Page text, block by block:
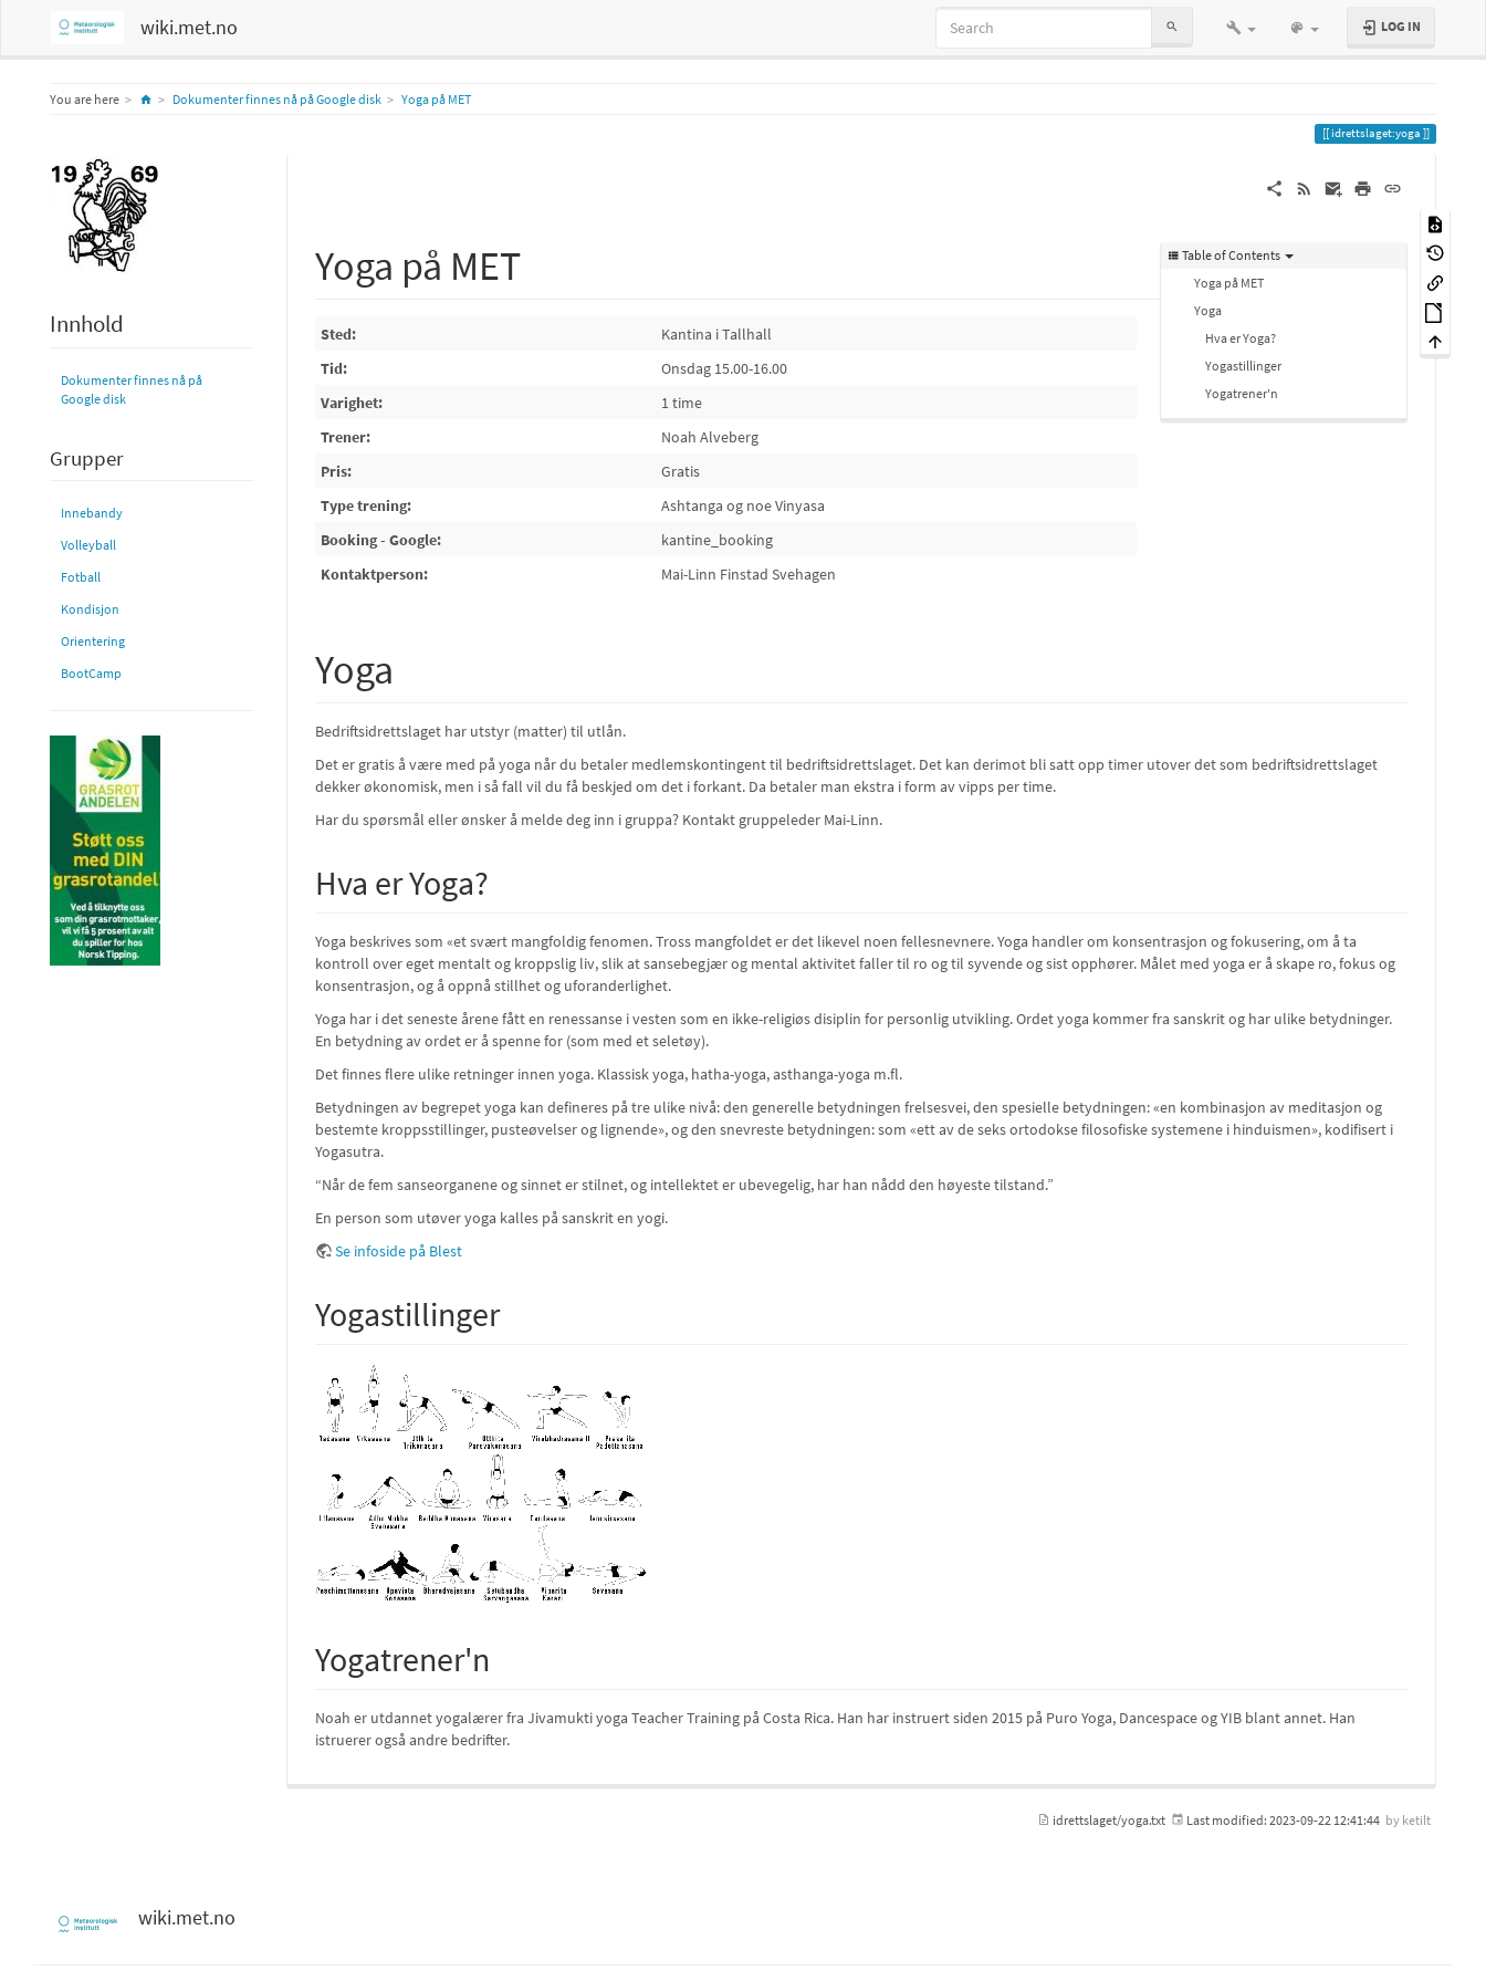
wiki.met.no LOG IN
You are here HomeDokumenter finnes nå på Google disk Yoga på MET
idrettslaget:yoga
Innhold
Dokumenter finnes nå på
Google disk
Grupper
Innebandy
Volleyball
Fotball
Kondisjon
Orientering
BootCamp
Table of Contents
Yoga på MET
Yoga
Hva er Yoga?
Yogastillinger
Yogatrener'n
Yoga på MET
Sted:
Kantina i Tallhall
Tid:
Onsdag 15.00-16.00
Varighet:
1 time
Trener:
Noah Alveberg
Pris:
Gratis
Type trening:
Ashtanga og noe Vinyasa
Booking - Google:
kantine_booking
Kontaktperson:
Mai-Linn Finstad Svehagen
Yoga
Bedriftsidrettslaget har utstyr (matter) til utlån.
Det er gratis å være med på yoga når du betaler medlemskontingent til bedriftsidrettslaget. Det kan derimot bli satt opp timer utover det som bedriftsidrettslaget
dekker økonomisk, men i så fall vil du få beskjed om det i forkant. Da betaler man ekstra i form av vipps per time.
Har du spørsmål eller ønsker å melde deg inn i gruppa? Kontakt gruppeleder Mai-Linn.
Hva er Yoga?
Yoga beskrives som «et svært mangfoldig fenomen. Tross mangfoldet er det likevel noen fellesnevnere. Yoga handler om konsentrasjon og fokusering, om å ta
kontroll over eget mentalt og kroppslig liv, slik at sansebegjær og mental aktivitet faller til ro og til syvende og sist opphører. Målet med yoga er å skape ro, fokus og
konsentrasjon, og å oppnå stillhet og uforanderlighet.
Yoga har i det seneste årene fått en renessanse i vesten som en ikke-religiøs disiplin for personlig utvikling. Ordet yoga kommer fra sanskrit og har ulike betydninger.
En betydning av ordet er å spenne for (som med et seletøy).
Det finnes flere ulike retninger innen yoga. Klassisk yoga, hatha-yoga, asthanga-yoga m.fl.
Betydningen av begrepet yoga kan defineres på tre ulike nivå: den generelle betydningen frelsesvei, den spesielle betydningen: «en kombinasjon av meditasjon og
bestemte kroppsstillinger, pusteøvelser og lignende», og den snevreste betydningen: som «ett av de seks ortodokse filosofiske systemene i hinduismen», kodifisert i
Yogasutra.
“Når de fem sanseorganene og sinnet er stilnet, og intellektet er ubevegelig, har han nådd den høyeste tilstand.”
En person som utøver yoga kalles på sanskrit en yogi.
Se infoside på Blest
Yogastillinger
Yogatrener'n
Noah er utdannet yogalærer fra Jivamukti yoga Teacher Training på Costa Rica. Han har instruert siden 2015 på Puro Yoga, Dancespace og YIB blant annet. Han
istruerer også andre bedrifter.
idrettslaget/yoga.txt Last modified: 2023-09-22 12:41:44 by ketilt
wiki.met.no